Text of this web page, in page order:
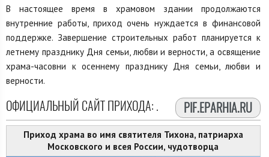
В настоящее время в храмовом здании продолжаются
внутренние работы, приход очень нуждается в финансовой
поддержке. Завершение строительных работ планируется к
летнему празднику Дня семьи, любви и верности, а освящение
храма-часовни к осеннему празднику Дня семьи, любви и
верности.
ОФИЦИАЛЬНЫЙ САЙТ ПРИХОДА: PIF.EPARHIA.RU
.
Приход храма во имя святителя Тихона, патриарха
Московского и всея России, чудотворца